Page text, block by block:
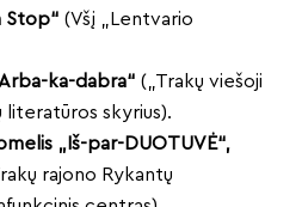
Stop“ (Všį „Lentvario
ka-dabra“ („Trakų viešoji
literatūros skyrius).
„Iš-par-DUOTUVĖ“,
rajono Rykantų